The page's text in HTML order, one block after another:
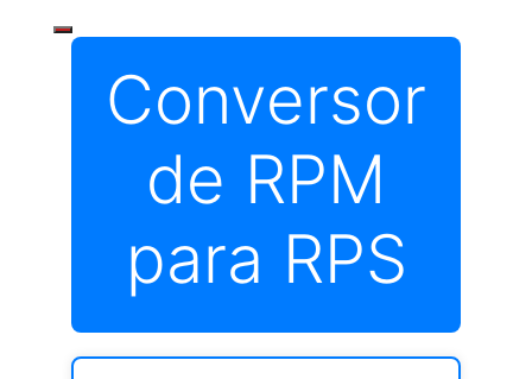
Conversor
de RPM
para RPS